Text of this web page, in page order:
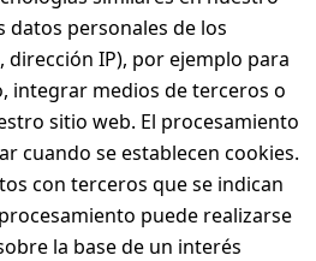
datos personales de los
IP), por ejemplo para
integrar medios de terceros o
sitio web. El procesamiento
cuando se establecen cookies.
con terceros que se indican
puede realizarse
la base de un interés